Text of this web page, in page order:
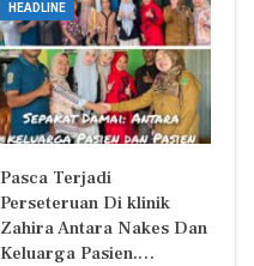
HEADLINE
Pasca Terjadi
Perseteruan Di klinik
Zahira Antara Nakes Dan
Keluarga Pasien.…